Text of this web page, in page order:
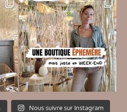
Nous suivre sur Instagram